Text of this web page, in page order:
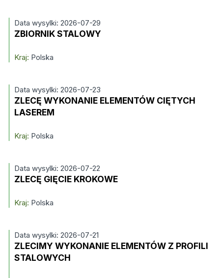
Data wysylki: 2026-07-29
ZBIORNIK STALOWY
Kraj: Polska
Data wysylki: 2026-07-23
ZLECĘ WYKONANIE ELEMENTÓW CIĘTYCH
LASEREM
Kraj: Polska
Data wysylki: 2026-07-22
ZLECĘ GIĘCIE KROKOWE
Kraj: Polska
Data wysylki: 2026-07-21
ZLECIMY WYKONANIE ELEMENTÓW Z PROFILI
STALOWYCH